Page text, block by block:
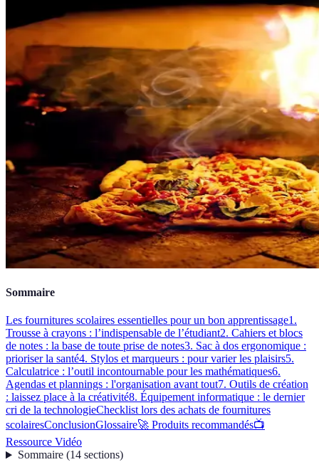
Sommaire
Les fournitures scolaires essentielles pour un bon apprentissage1.
Trousse à crayons : l’indispensable de l’étudiant2. Cahiers et blocs
de notes : la base de toute prise de notes3. Sac à dos ergonomique :
prioriser la santé4. Stylos et marqueurs : pour varier les plaisirs5.
Calculatrice : l’outil incontournable pour les mathématiques6.
Agendas et plannings : l'organisation avant tout7. Outils de création
: laissez place à la créativité8. Équipement informatique : le dernier
cri de la technologieChecklist lors des achats de fournitures
scolairesConclusionGlossaire🚀 Produits recommandés📺
Ressource Vidéo
Sommaire(14 sections)